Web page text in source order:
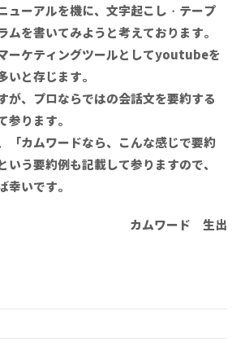
ューアルを機に、文字起こし・テープ
ムを書いてみようと考えております。
ーケティングツールとしてyoutubeを
いと存じます。
が、プロならではの会話文を要約する
参ります。
「カムワードなら、こんな感じで要約
いう要約例も記載して参りますので、
幸いです。
カムワード 生出